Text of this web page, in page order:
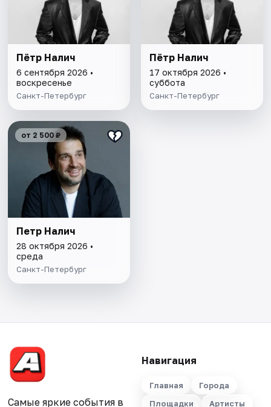
Пётр Налич
6 сентября 2026 •
воскресенье
Санкт-Петербург
Пётр Налич
17 октября 2026 •
суббота
Санкт-Петербург
от 2 500 ₽
Петр Налич
28 октября 2026 •
среда
Санкт-Петербург
Самые яркие события в
Навигация
Главная
Города
Площадки
Артисты